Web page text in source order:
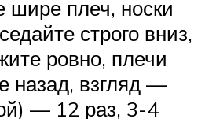
шире плеч, носки
строго вниз,
ровно, плечи
назад, взгляд —
— 12 раз, 3-4